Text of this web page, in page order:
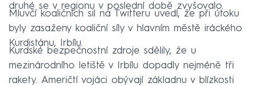
druhé se v regionu v poslední době zvyšovalo.
Mluvčí koaličních sil na Twitteru uvedl, že při útoku
byly zasaženy koaliční síly v hlavním městě iráckého
Kurdistánu, Irbílu.
Kurdské bezpečnostní zdroje sdělily, že u
mezinárodního letiště v Irbílu dopadly nejméně tři
rakety. Američtí vojáci obývají základnu v blízkosti